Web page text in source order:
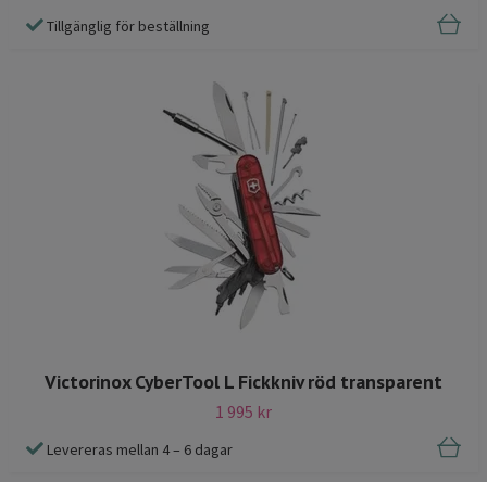
Tillgänglig för beställning
Victorinox CyberTool L Fickkniv röd transparent
1 995 kr
Levereras mellan 4 – 6 dagar